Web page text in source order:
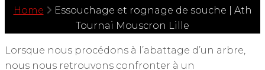
Home
Essouchage et rognage de souche | Ath
Tournai Mouscron Lille
Lorsque nous procédons à l’abattage d’un arbre,
nous nous retrouvons confronter à un